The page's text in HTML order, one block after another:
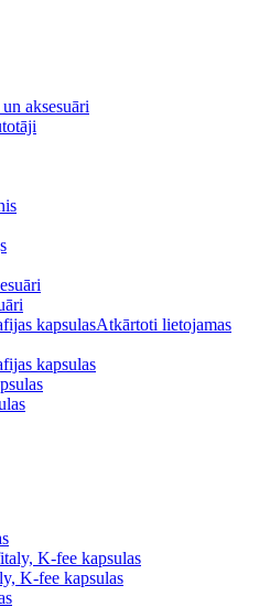
aksesuāri
Atkārtoti lietojamas
K-fee kapsulas